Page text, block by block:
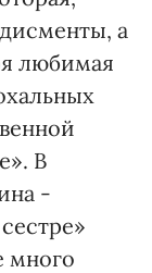
а
любимая
В
-
много